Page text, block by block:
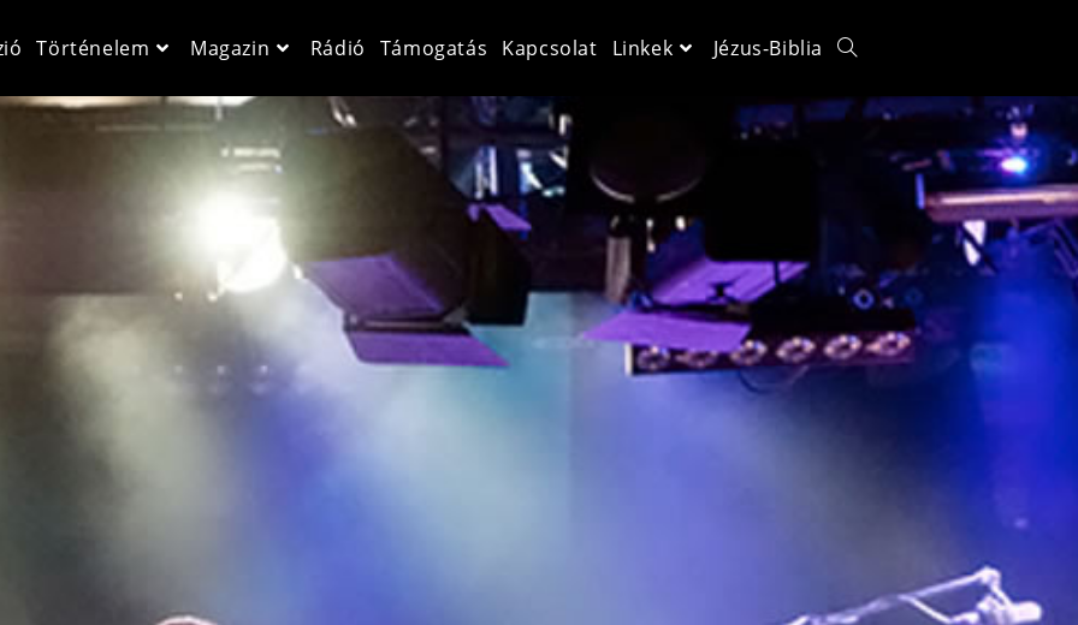
Történelem Magazin Rádió Támogatás Kapcsolat Linkek Jézus-Biblia